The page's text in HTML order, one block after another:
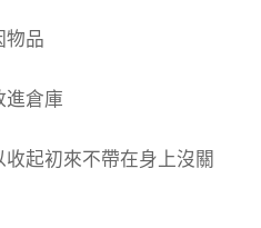
物品
進倉庫
起初來不帶在身上沒關